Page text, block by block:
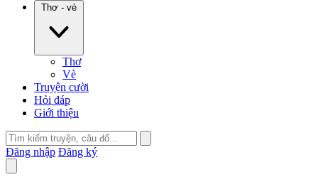
Thơ - vè
Thơ
Vè
Truyện cười
Hỏi đáp
Giới thiệu
Đăng nhập Đăng ký